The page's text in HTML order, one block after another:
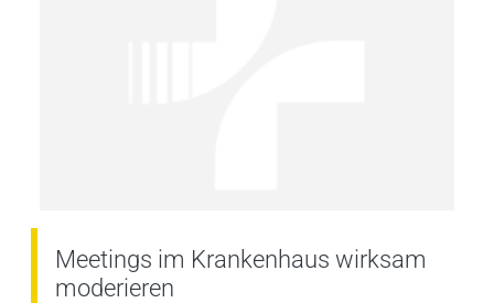
Meetings im Krankenhaus wirksam
moderieren